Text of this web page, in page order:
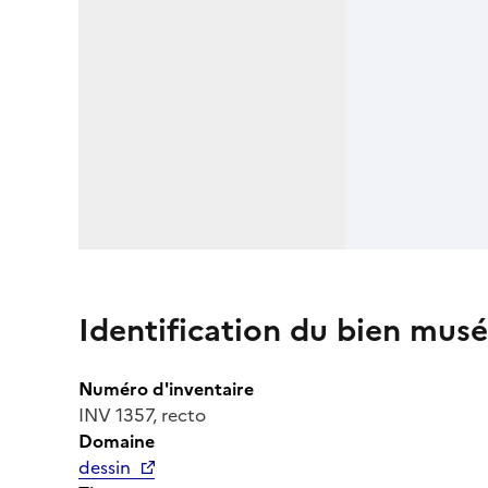
Identification du bien
Numéro d'inventaire
INV 1357, recto
Domaine
dessin